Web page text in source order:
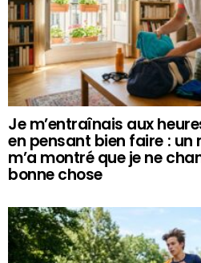
Je m’entraînais aux
en pensant bien faire :
m’a montré que je ne
bonne chose